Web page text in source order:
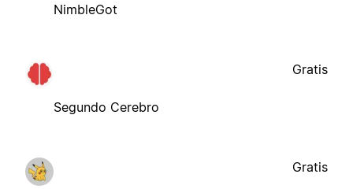
NimbleGot
Segundo Cerebro
Gratis
Gratis